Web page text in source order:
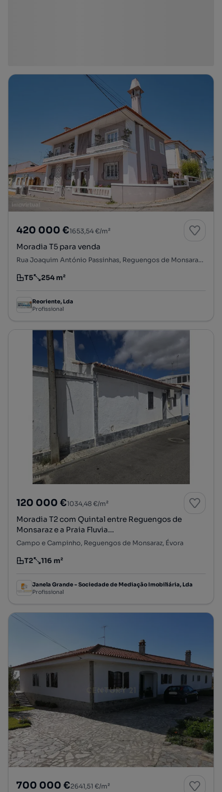
420 000 €1653,54 €/m²
Moradia T5 para venda
Rua Joaquim António Passinhas, Reguengos de Monsaraz, Reguengos de Monsaraz, Évora
Tipologia
T5
Preço por metro quadrado
254 m²
Reoriente, Lda
Profissional
120 000 €1034,48 €/m²
Moradia T2 com Quintal entre Reguengos de
Monsaraz e a Praia Fluvia...
Campo e Campinho, Reguengos de Monsaraz, Évora
Tipologia
T2
Preço por metro quadrado
116 m²
Janela Grande - Sociedade de Mediação Imobiliária, Lda
Profissional
700 000 €2641,51 €/m²